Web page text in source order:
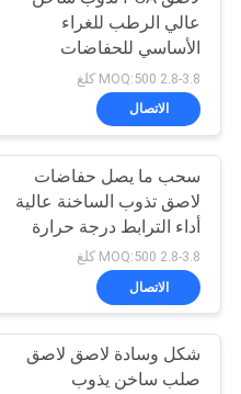
عالي الرطب للغراء
الأساسي للحفاضات
2.8-3.8 MOQ:500 كلغ
الاتصال
سحب ما يصل حفاضات
لاصق تذوب الساخنة عالية
أداء الترابط درجة حرارة
منخفضة
2.8-3.8 MOQ:500 كلغ
الاتصال
شكل وسادة لاصق لاصق
صلب ساخن يذوب